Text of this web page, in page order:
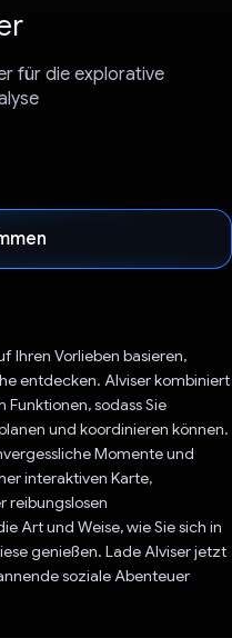
für die explorative
Ihren Vorlieben basieren,
entdecken. AIviser kombiniert
sodass Sie
und koordinieren können.
Momente und
interaktiven Karte,
reibungslosen
Art und Weise, wie Sie sich in
genießen. Lade AIviser jetzt
soziale Abenteuer